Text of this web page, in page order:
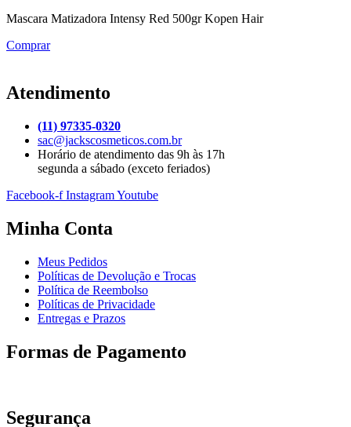
Mascara Matizadora Intensy Red 500gr Kopen Hair
Comprar
Atendimento
(11) 97335-0320
sac@jackscosmeticos.com.br
Horário de atendimento das 9h às 17h
segunda a sábado (exceto feriados)
Facebook-f InstagramYoutube
Minha Conta
Meus Pedidos
Políticas de Devolução e Trocas
Política de Reembolso
Políticas de Privacidade
Entregas e Prazos
Formas de Pagamento
Segurança